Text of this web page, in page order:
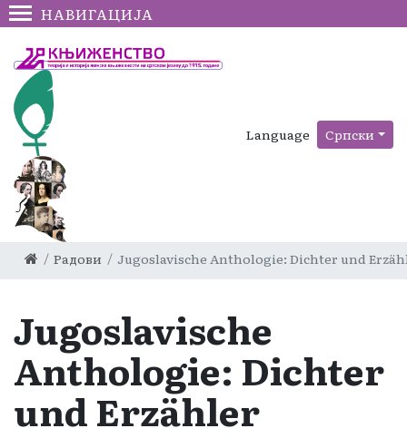
НАВИГАЦИЈА
Language Српски
Радови Jugoslavische Anthologie: Dichter und
Jugoslavische
Anthologie: Dichter
und Erzähler